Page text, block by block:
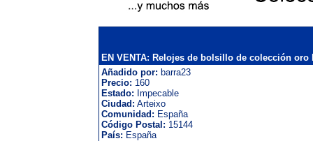
EN VENTA: Relojes de bolsillo de colección oro
Añadido por: barra23
Precio: 160
Estado: Impecable
Ciudad: Arteixo
Comunidad: España
Código Postal: 15144
País: España